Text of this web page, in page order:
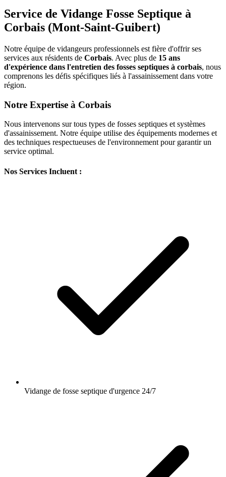
Service de Vidange Fosse Septique à
Corbais (Mont-Saint-Guibert)
Notre équipe de vidangeurs professionnels est fière d'offrir ses
services aux résidents de Corbais. Avec plus de 15 ans
d'expérience dans l'entretien des fosses septiques à corbais, nous
comprenons les défis spécifiques liés à l'assainissement dans votre
région.
Notre Expertise à Corbais
Nous intervenons sur tous types de fosses septiques et systèmes
d'assainissement. Notre équipe utilise des équipements modernes et
des techniques respectueuses de l'environnement pour garantir un
service optimal.
Nos Services Incluent :
Vidange de fosse septique d'urgence 24/7